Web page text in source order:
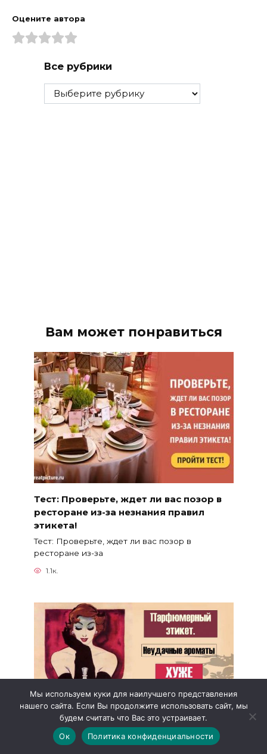
Оцените автора
Все рубрики
Все
рубрики
Вам может понравиться
Тест: Проверьте, ждет ли вас позор в
ресторане из-за незнания правил
этикета!
Тест: Проверьте, ждет ли вас позор в
ресторане из-за
1.1к.
Парфюмерный этикет.Неудачные
Мы используем куки для наилучшего представления
нашего сайта. Если Вы продолжите использовать сайт, мы
будем считать что Вас это устраивает.
Ок
Политика конфиденциальности